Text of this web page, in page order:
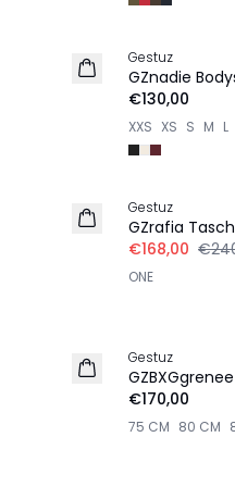
NEU
Gestuz
GZnadie
€130,00
XXS XS S M L
Gestuz
GZrafia
€168,00
ONE
NEU
Gestuz
€170,00
75 CM 80 CM